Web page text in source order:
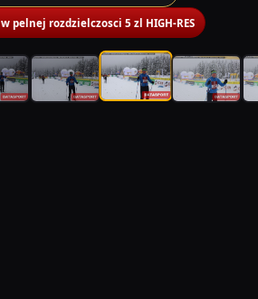
pelnej rozdzielczosci 5 zl HIGH-RES